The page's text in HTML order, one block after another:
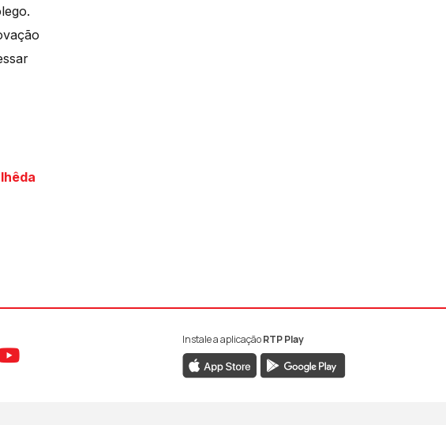
ao Facebook da RTP Antena 1
ao Instagram da RTP Antena 1
Aceder ao YouTube da RTP Antena 1
Instale a aplicaçãoRTP Play